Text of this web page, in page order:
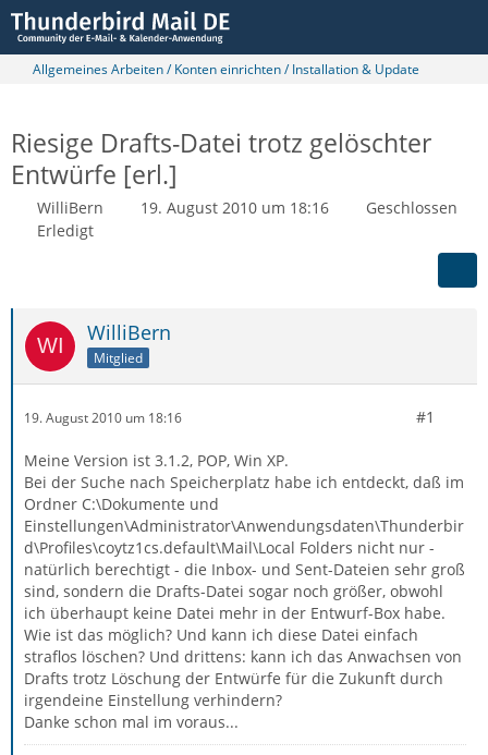
Allgemeines Arbeiten / Konten einrichten / Installation & Update
Riesige Drafts-Datei trotz gelöschter
Entwürfe [erl.]
WilliBern 19. August 2010 um 18:16
Geschlossen
Erledigt
WilliBern
Mitglied
19. August 2010 um 18:16 #1
Meine Version ist 3.1.2, POP, Win XP.
Bei der Suche nach Speicherplatz habe ich entdeckt, daß im
Ordner C:\Dokumente und
Einstellungen\Administrator\Anwendungsdaten\Thunderbir
d\Profiles\coytz1cs.default\Mail\Local Folders nicht nur -
natürlich berechtigt - die Inbox- und Sent-Dateien sehr groß
sind, sondern die Drafts-Datei sogar noch größer, obwohl
ich überhaupt keine Datei mehr in der Entwurf-Box habe.
Wie ist das möglich? Und kann ich diese Datei einfach
straflos löschen? Und drittens: kann ich das Anwachsen von
Drafts trotz Löschung der Entwürfe für die Zukunft durch
irgendeine Einstellung verhindern?
Danke schon mal im voraus...